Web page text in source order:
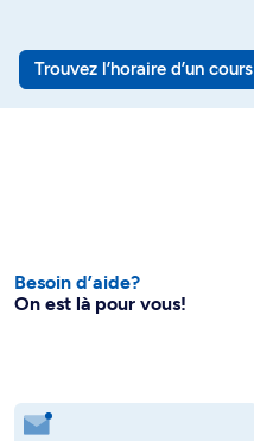
Trouvez l’horaire d’un cours
Besoin d’aide?
On est là pour vous!